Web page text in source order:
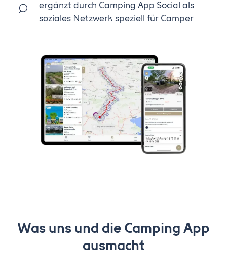
ergänzt durch Camping App Social als
soziales Netzwerk speziell für Camper
Was uns und die Camping App
ausmacht